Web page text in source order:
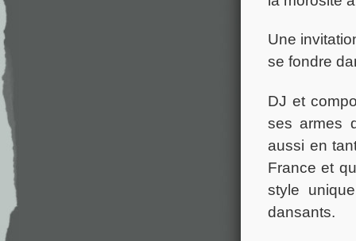
Une
se fondre
DJ et
ses armes
aussi en
France et
style
dansants.